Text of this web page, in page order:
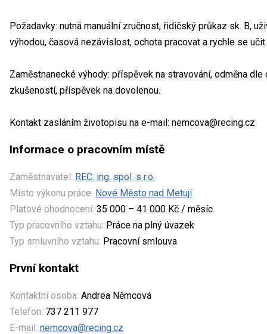
Požadavky: nutná manuální zručnost, řidičský průkaz sk. B,
výhodou, časová nezávislost, ochota pracovat a rychle se učit.
Zaměstnanecké výhody: příspěvek na stravování, odměna
zkušeností, příspěvek na dovolenou.
Kontakt zasláním životopisu na e-mail: nemcova@recing.cz
Informace o pracovním místě
Zaměstnavatel: REC. ing. spol. s r.o.
Místo výkonu práce: Nové Město nad Metují
Platové ohodnocení: 35 000 – 41 000 Kč / měsíc
Typ pracovního vztahu: Práce na plný úvazek
Typ smluvního vztahu: Pracovní smlouva
První kontakt
Kontaktní osoba: Andrea Němcová
Telefon: 737 211 977
E-mail: nemcova@recing.cz